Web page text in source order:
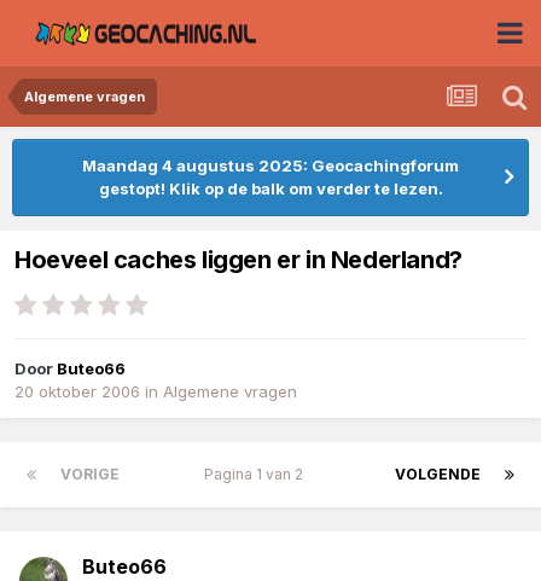
Algemene vragen
Maandag 4 augustus 2025: Geocachingforum
gestopt! Klik op de balk om verder te lezen.
Hoeveel caches liggen er in Nederland?
Door Buteo66
20 oktober 2006 in Algemene vragen
VORIGE VOLGENDE
Pagina 1 van 2
Buteo66